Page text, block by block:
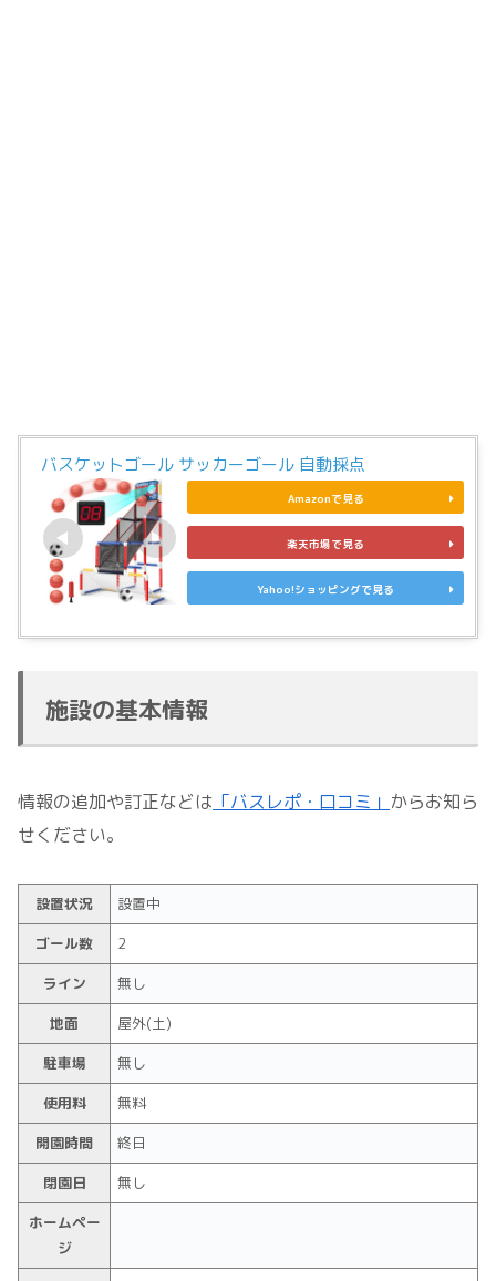
バスケットゴール サッカーゴール 自動採点
Amazonで見る
楽天市場で見る
Yahoo!ショッピングで見る
施設の基本情報
情報の追加や訂正などは 「バスレポ・口コミ」 からお知ら
せください。
設置状況
設置中
ゴール数
2
ライン
無し
地面
屋外(土)
駐車場
無し
使用料
無料
開園時間
終日
閉園日
無し
ホームペー
ジ